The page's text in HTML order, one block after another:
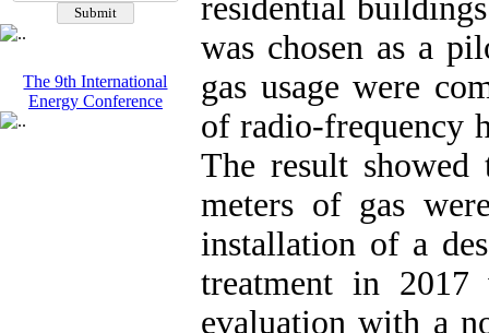
The 9th International
Energy Conference
residential
was chosen as a
gas usage were
of radio-frequency
The result
meters of gas
installation of a
treatment in 2017
evaluation with a